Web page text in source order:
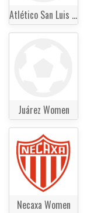
Atlético San Luis Women
Juárez Women
Necaxa Women